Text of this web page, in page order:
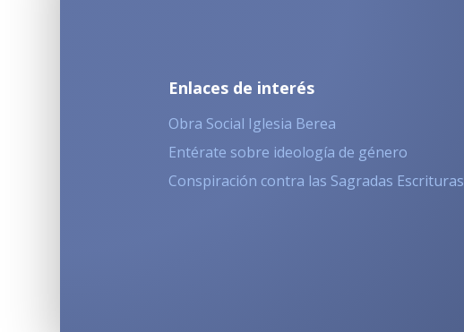
Enlaces de interés
Obra Social Iglesia Berea
Entérate sobre ideología de género
Conspiración contra las Sagradas Escrituras